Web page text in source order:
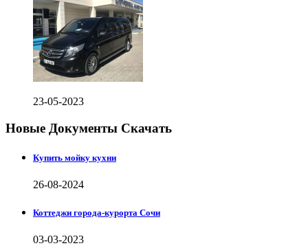
23-05-2023
Новые Документы Скачать
Купить мойку кухни
26-08-2024
Коттеджи города-курорта Сочи
03-03-2023